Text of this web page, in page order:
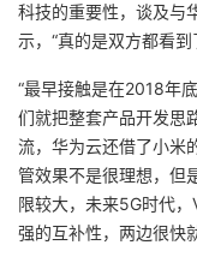
科技的重要性，谈及与
示，“真的是双方都看
“最早接触是在2018年
们就把整套产品开发思
流，华为云还借了小米
管效果不是很理想， 但
限较大，未来5G时代
强的互补性，两边很快